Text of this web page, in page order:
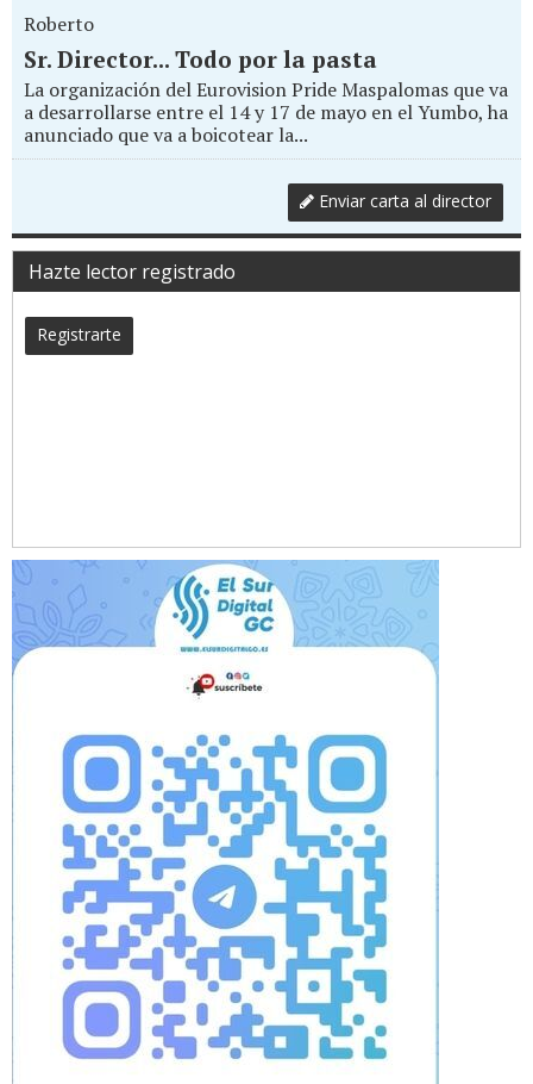
Roberto
Sr. Director... Todo por la pasta
La organización del Eurovision Pride Maspalomas que va
a desarrollarse entre el 14 y 17 de mayo en el Yumbo, ha
anunciado que va a boicotear la...
Enviar carta al director
Hazte lector registrado
Registrarte